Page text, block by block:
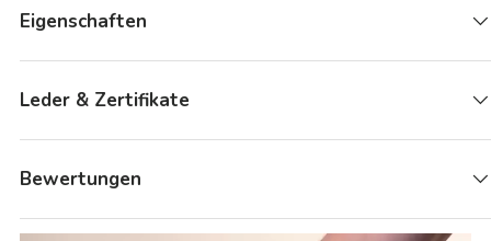
Eigenschaften
Leder & Zertifikate
Bewertungen